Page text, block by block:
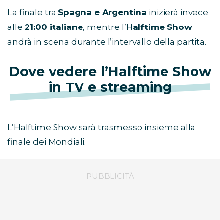
La finale tra Spagna e Argentina inizierà invece
alle 21:00 italiane, mentre l’Halftime Show
andrà in scena durante l’intervallo della partita.
Dove vedere l’Halftime Show
in TV e streaming
L’Halftime Show sarà trasmesso insieme alla
finale dei Mondiali.